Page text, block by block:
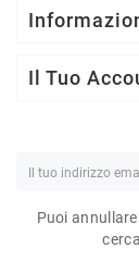
Il Tuo
Puoi